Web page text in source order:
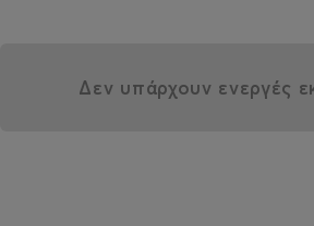
Δεν υπάρχουν ενεργές